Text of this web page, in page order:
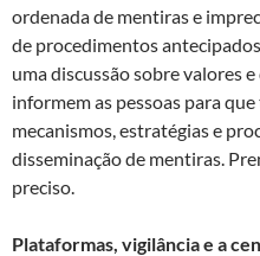
ordenada de mentiras e
de procedimentos
uma discussão sobre valores
informem as pessoas para
mecanismos, estratégias e
disseminação de mentiras.
preciso.
Plataformas, vigilância e a